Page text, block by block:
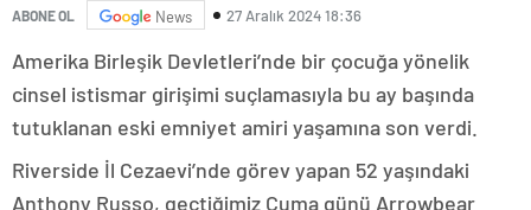
ABONE OL News 27 Aralık 2024 18:36
Amerika Birleşik Devletleri’nde bir çocuğa yönelik
cinsel istismar girişimi suçlamasıyla bu ay başında
tutuklanan eski emniyet amiri yaşamına son verdi.
Riverside İl Cezaevi’nde görev yapan 52 yaşındaki
Anthony Russo, geçtiğimiz Cuma günü Arrowbear